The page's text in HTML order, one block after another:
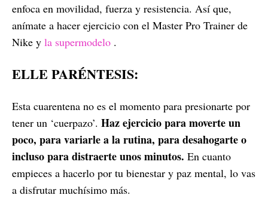
enfoca en movilidad, fuerza y resistencia. Así que,
anímate a hacer ejercicio con el Master Pro Trainer de
Nike y la supermodelo .
ELLE PARÉNTESIS:
Esta cuarentena no es el momento para presionarte por
tener un ‘cuerpazo’. Haz ejercicio para moverte un
poco, para variarle a la rutina, para desahogarte o
incluso para distraerte unos minutos. En cuanto
empieces a hacerlo por tu bienestar y paz mental, lo vas
a disfrutar muchísimo más.